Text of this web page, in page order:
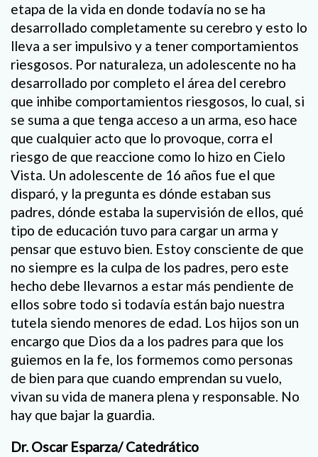
etapa de la vida en donde todavía no se ha
desarrollado completamente su cerebro y esto lo
lleva a ser impulsivo y a tener comportamientos
riesgosos. Por naturaleza, un adolescente no ha
desarrollado por completo el área del cerebro
que inhibe comportamientos riesgosos, lo cual, si
se suma a que tenga acceso a un arma, eso hace
que cualquier acto que lo provoque, corra el
riesgo de que reaccione como lo hizo en Cielo
Vista. Un adolescente de 16 años fue el que
disparó, y la pregunta es dónde estaban sus
padres, dónde estaba la supervisión de ellos, qué
tipo de educación tuvo para cargar un arma y
pensar que estuvo bien. Estoy consciente de que
no siempre es la culpa de los padres, pero este
hecho debe llevarnos a estar más pendiente de
ellos sobre todo si todavía están bajo nuestra
tutela siendo menores de edad. Los hijos son un
encargo que Dios da a los padres para que los
guiemos en la fe, los formemos como personas
de bien para que cuando emprendan su vuelo,
vivan su vida de manera plena y responsable. No
hay que bajar la guardia.
Dr. Oscar Esparza/ Catedrático